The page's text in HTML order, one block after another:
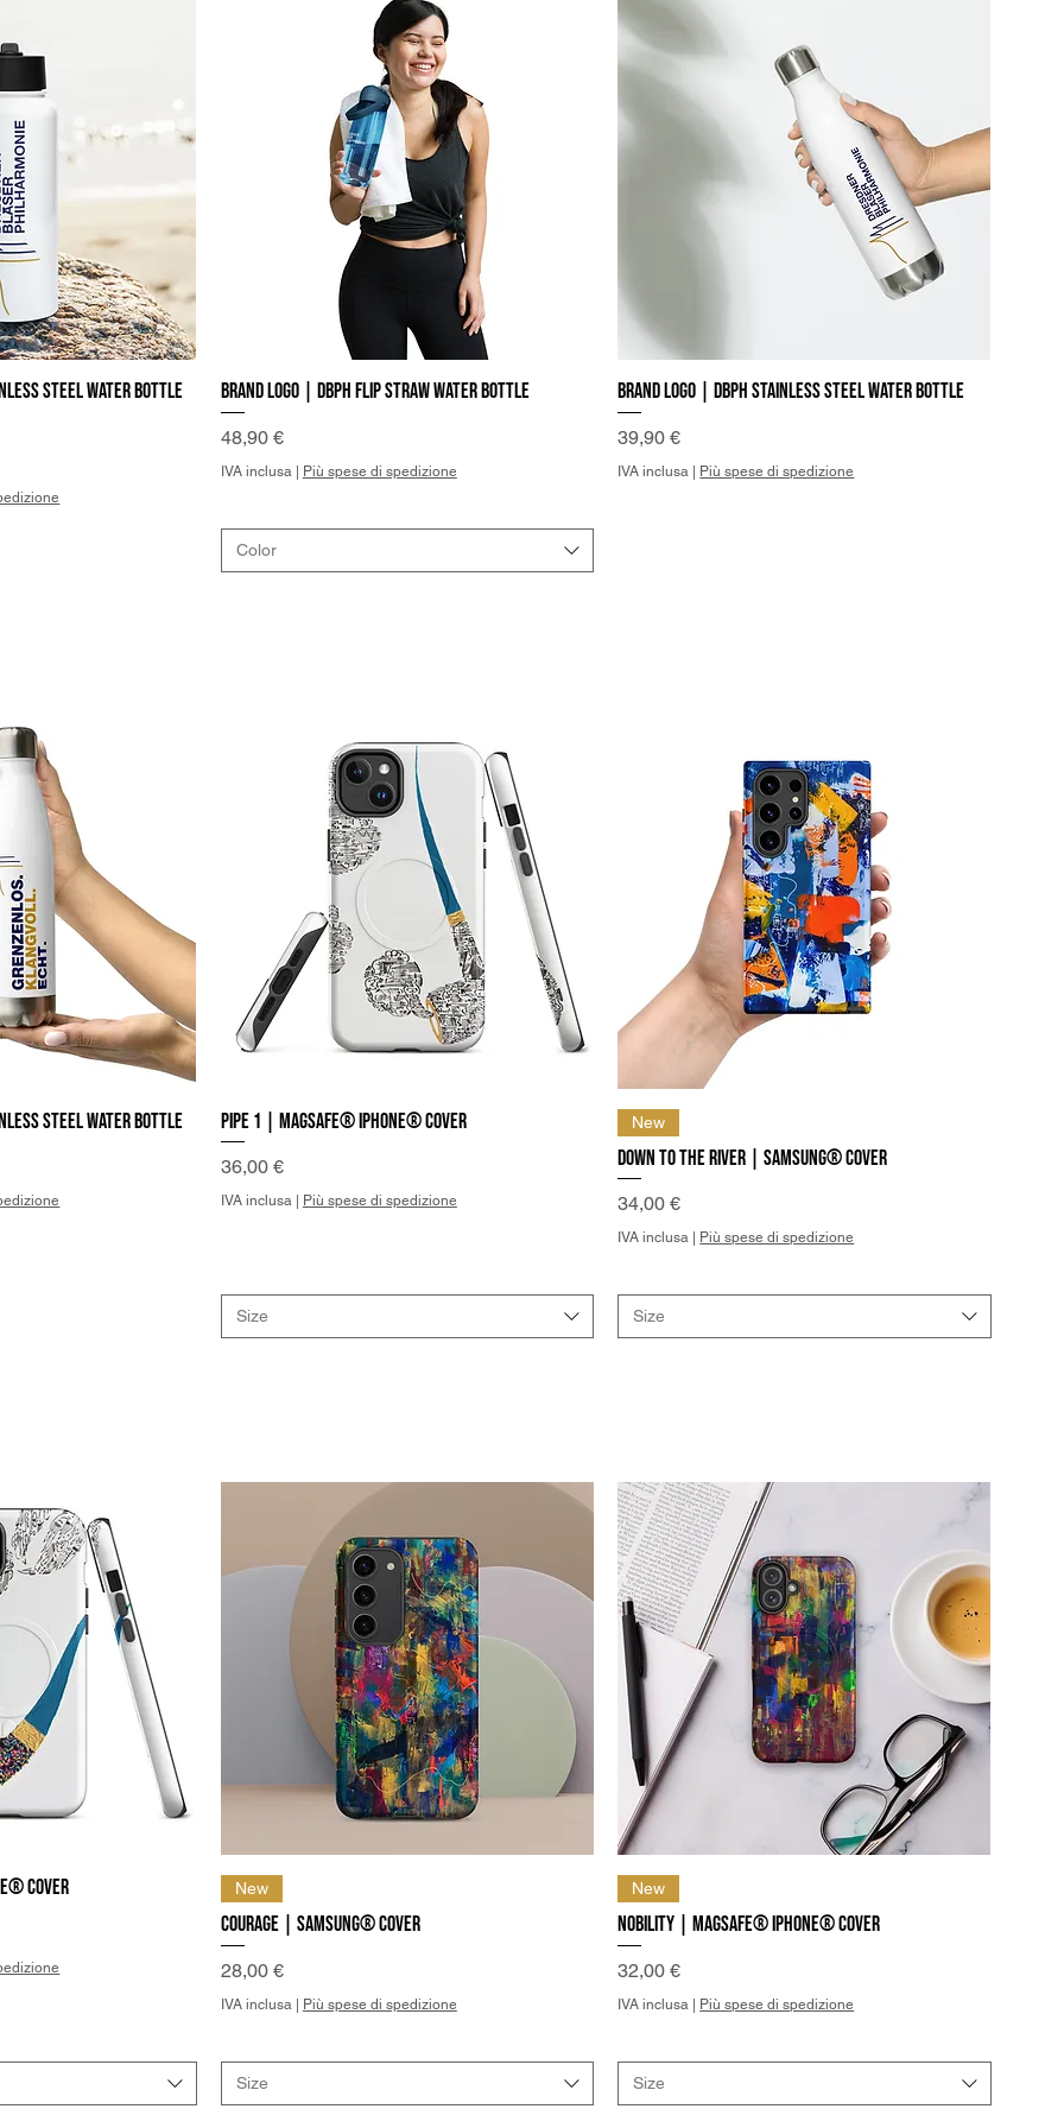
rapidasteel water bottle
Vista rapida
Brand Logo | DBPh Flip straw water bottle
Prezzo
48,90 €
IVA inclusa| Più spese di spedizione
Color
Vista rapida
Brand Logo | DBPh Stainless steel water bottle
Prezzo
39,90 €
IVA inclusa Più spese di spedizione
rapidasteel water bottle Vista rapida
Pipe 1 | MagSafe® iPhone® Cover
Prezzo
36,00 €
IVA inclusa| Più spese di spedizione
Size
New
Down to the River | Samsung® Cover
Prezzo
34,00 €
IVA inclusa Più spese di spedizione
Size
rapida
Cover New
Courage | Samsung® Cover
Prezzo
28,00 €
IVA inclusa | Più spese di spedizione
Size
New
Nobility | MagSafe® iPhone® Cover
Prezzo
32,00 €
IVA inclusa | Più spese di spedizione
Size